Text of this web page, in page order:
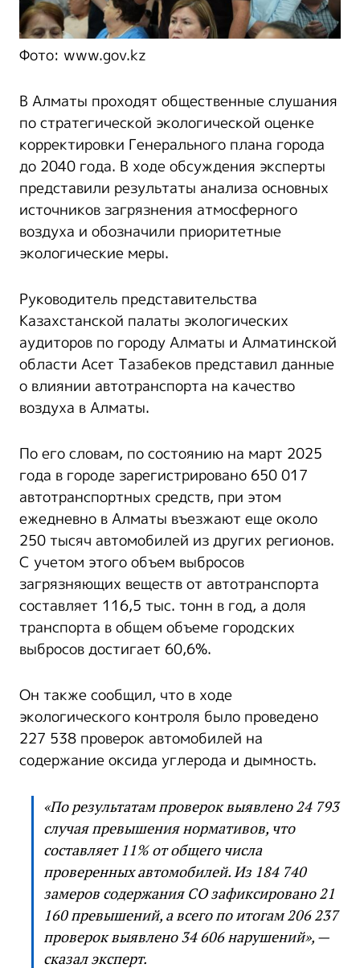
Фото: www.gov.kz
В Алматы проходят общественные слушания
по стратегической экологической оценке
корректировки Генерального плана города
до 2040 года. В ходе обсуждения эксперты
представили результаты анализа основных
источников загрязнения атмосферного
воздуха и обозначили приоритетные
экологические меры.
Руководитель представительства
Казахстанской палаты экологических
аудиторов по городу Алматы и Алматинской
области Асет Тазабеков представил данные
о влиянии автотранспорта на качество
воздуха в Алматы.
По его словам, по состоянию на март 2025
года в городе зарегистрировано 650 017
автотранспортных средств, при этом
ежедневно в Алматы въезжают еще около
250 тысяч автомобилей из других регионов.
С учетом этого объем выбросов
загрязняющих веществ от автотранспорта
составляет 116,5 тыс. тонн в год, а доля
транспорта в общем объеме городских
выбросов достигает 60,6%.
Он также сообщил, что в ходе
экологического контроля было проведено
227 538 проверок автомобилей на
содержание оксида углерода и дымность.
«По результатам проверок выявлено 24 793
случая превышения нормативов, что
составляет 11% от общего числа
проверенных автомобилей. Из 184 740
замеров содержания СО зафиксировано 21
160 превышений, а всего по итогам 206 237
проверок выявлено 34 606 нарушений», —
сказал эксперт.